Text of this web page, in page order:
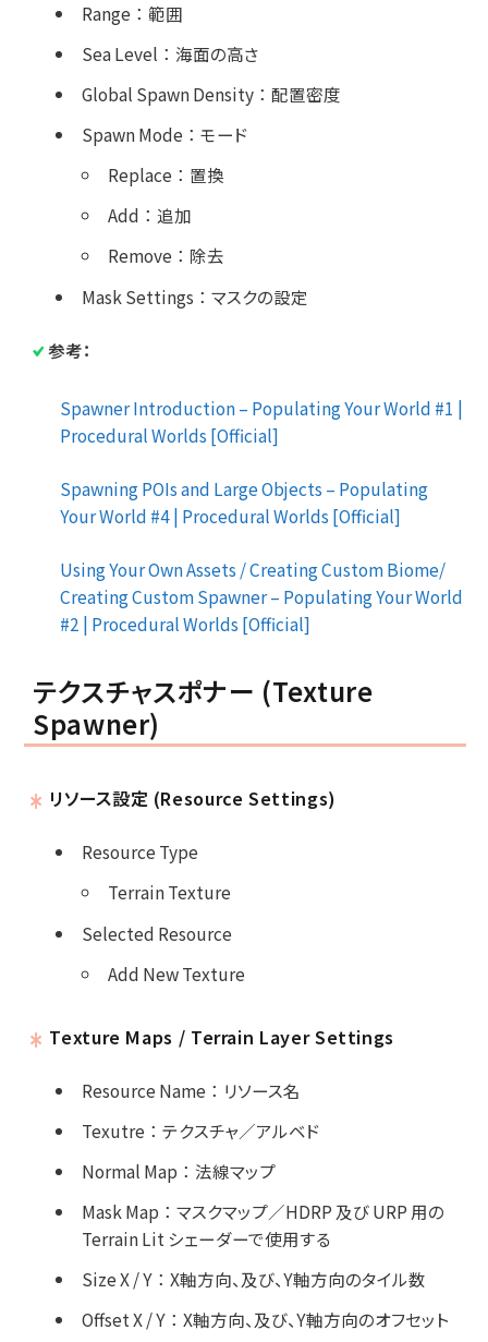
Range ： 範囲
Sea Level ： 海面の高さ
Global Spawn Density： 配置密度
Spawn Mode ： モード
Replace ： 置換
Add ： 追加
Remove ： 除去
Mask Settings ： マスクの設定
参考：
Spawner Introduction – Populating Your World #1 |
Procedural Worlds [Official]
Spawning POIs and Large Objects – Populating
Your World #4 | Procedural Worlds [Official]
Using Your Own Assets / Creating Custom Biome/
Creating Custom Spawner – Populating Your World
#2 | Procedural Worlds [Official]
テクスチャスポナー (Texture
Spawner)
リソース設定 (Resource Settings)
Resource Type
Terrain Texture
Selected Resource
Add New Texture
Texture Maps / Terrain Layer Settings
Resource Name ： リソース名
Texutre ： テクスチャ／アルベド
Normal Map ： 法線マップ
Mask Map ： マスクマップ／HDRP 及び URP 用の
Terrain Lit シェーダーで使用する
Size X / Y： X軸方向、及び、Y軸方向のタイル数
Offset X / Y： X軸方向、及び、Y軸方向のオフセット